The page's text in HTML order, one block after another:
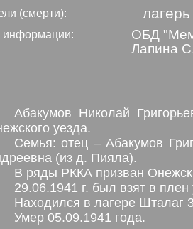
(смерти):
информации:
ОБД
Лапина
Абакумов Николай
уезда.
Семья: отец – Абакумов
(из д. Пияла).
В ряды РККА призван
29.06.1941 г. был взят в
Находился в лагере Шталаг
Умер 05.09.1941 года.